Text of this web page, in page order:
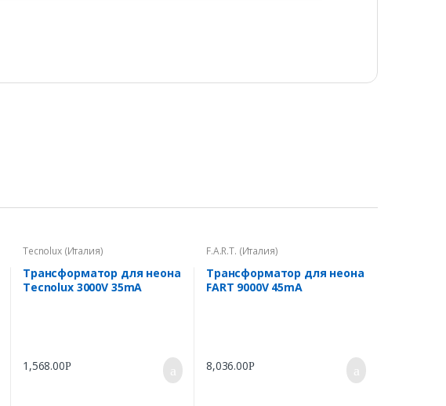
Tecnolux (Италия)
Трансформатор для неона
Tecnolux 3000V 35mA
1,568.00Р
F.A.R.T. (Италия)
Трансформатор для неона
FART 9000V 45mA
8,036.00Р